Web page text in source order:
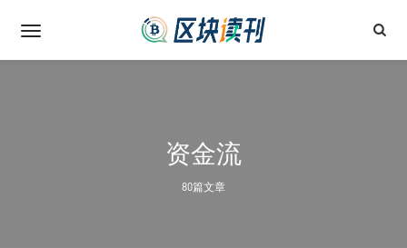
资金流
80篇文章